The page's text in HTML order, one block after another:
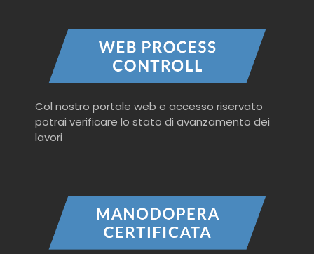
Col nostro portale web e accesso riservato
potrai verificare lo stato di avanzamento dei
lavori